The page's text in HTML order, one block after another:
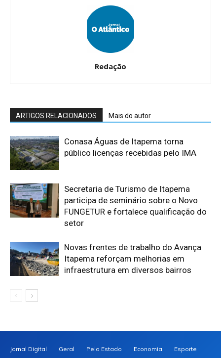
Redação
ARTIGOS RELACIONADOS Mais do autor
Conasa Águas de Itapema torna
público licenças recebidas pelo IMA
Secretaria de Turismo de Itapema
participa de seminário sobre o Novo
FUNGETUR e fortalece qualificação do
setor
Novas frentes de trabalho do Avança
Itapema reforçam melhorias em
infraestrutura em diversos bairros
Jornal Digital Geral Pelo Estado Economia
Esporte